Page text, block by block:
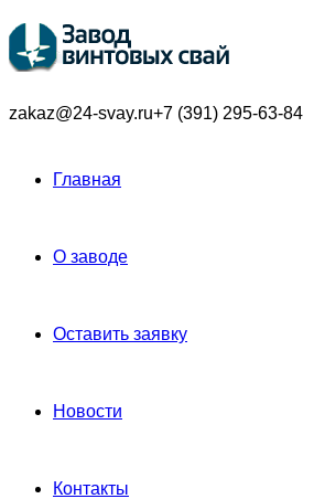
zakaz@24-svay.ru+7 (391) 295-63-84
Главная
О заводе
Оставить заявку
Новости
Контакты